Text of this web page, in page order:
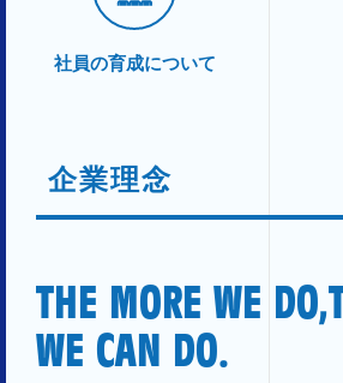
社員の育成について
企業理念
THE MORE WE
WE CAN DO.